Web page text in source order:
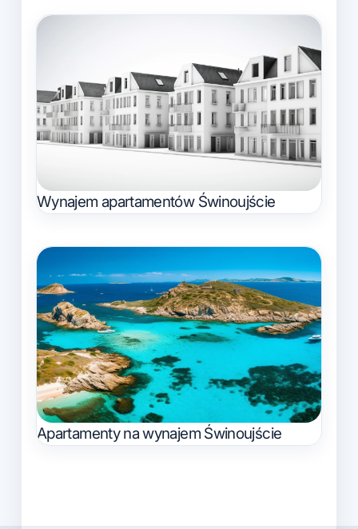
Wynajem apartamentów Świnoujście
Apartamenty na wynajem Świnoujście